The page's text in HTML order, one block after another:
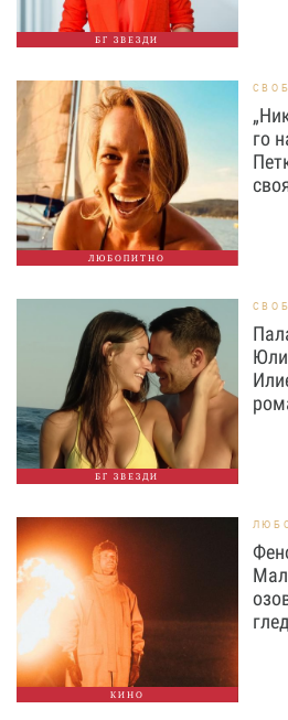
БГ ЗВЕЗДИ
ЛЮБОПИТНО
го
БГ ЗВЕЗДИ
КИНО